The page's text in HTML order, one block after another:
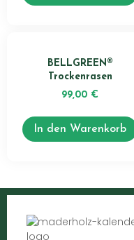
BELLGREEN®
Trockenrasen
99,00 €
In den Warenkorb